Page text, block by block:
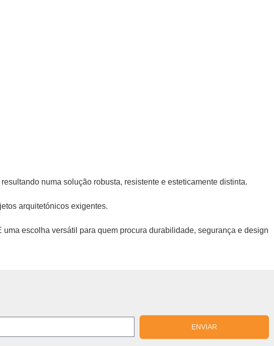
numa solução robusta, resistente e esteticamente distinta.
arquitetónicos exigentes.
escolha versátil para quem procura durabilidade, segurança e design
ENVIAR